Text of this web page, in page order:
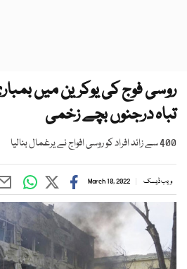
روسی فوج کی یوکرین میں
تباہ درجنوں بچے زخمی
400 سے زائد افراد کو روسی افواج نے یرغمال بنالیا
ویب ڈیسک March 10, 2022